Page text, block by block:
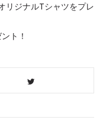
リジナルTシャツをプレ
ト！